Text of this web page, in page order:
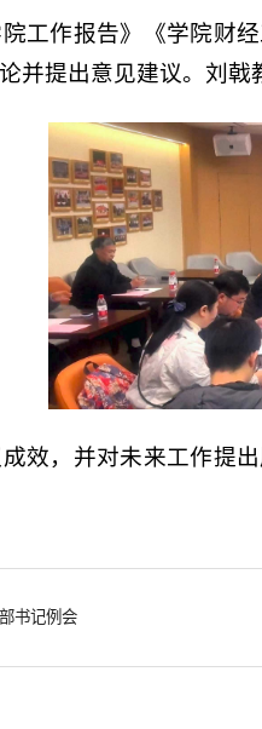
工作报告》《学院财
并提出意见建议。刘戟
效，并对未来工作提
书记例会